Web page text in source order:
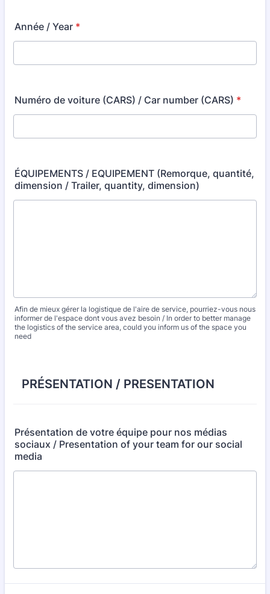
Année / Year *
Numéro de voiture (CARS) / Car number (CARS) *
ÉQUIPEMENTS / EQUIPEMENT (Remorque, quantité,
dimension / Trailer, quantity, dimension)
Afin de mieux gérer la logistique de l'aire de service, pourriez-vous nous
informer de l'espace dont vous avez besoin / In order to better manage
the logistics of the service area, could you inform us of the space you
need
PRÉSENTATION / PRESENTATION
Présentation de votre équipe pour nos médias
sociaux / Presentation of your team for our social
media